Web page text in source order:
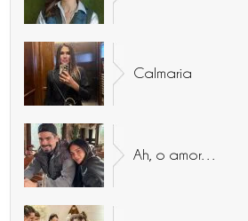
Calmaria
Ah, o amor…